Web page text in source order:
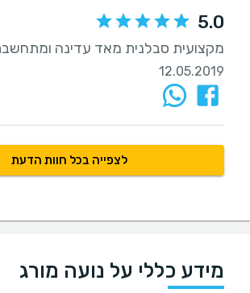
5.0
מקצועית סבלנית מאד עדינה
12.05.2019
לצפייה בכל חוות הדעת
מידע כללי על נועה מורג